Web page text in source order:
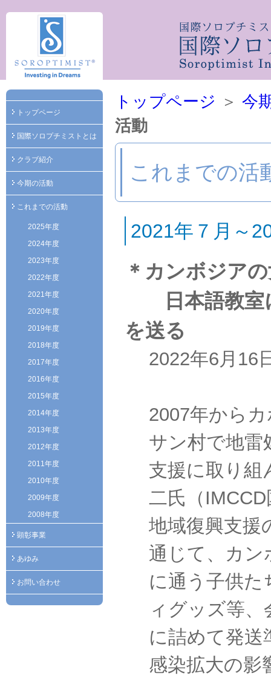
トップページ
国際ソロプチミストとは
クラブ紹介
今期の活動
これまでの活動
2025年度
2024年度
2023年度
2022年度
2021年度
2020年度
2019年度
2018年度
2017年度
2016年度
2015年度
2014年度
2013年度
2012年度
2011年度
2010年度
2009年度
2008年度
顕彰事業
あゆみ
お問い合わせ
トップページ ＞ 今
活動
これまでの活
2021年７月～
＊カンボジア
日本語教室
を送る
2022年6月
2007年から
サン村で地雷
支援に取り組
二氏（
地域復興支援
通じて、カン
に通う子供
ィグッズ等
に詰めて発
感染拡大の影